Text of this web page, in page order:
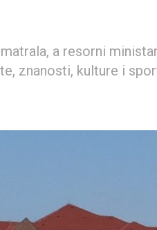
a resorni
znanosti, kulture i